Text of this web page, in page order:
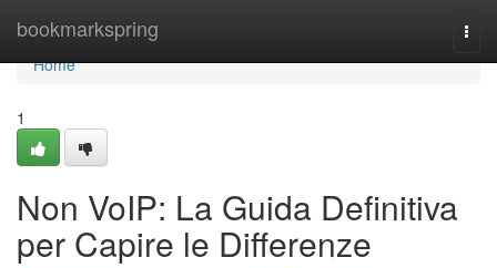
bookmarkspring
Home
Home
1
Non VoIP: La Guida Definitiva
per Capire le Differenze